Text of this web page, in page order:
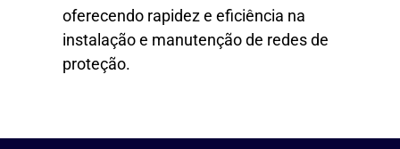
oferecendo rapidez e eficiência na
instalação e manutenção de redes de
proteção.